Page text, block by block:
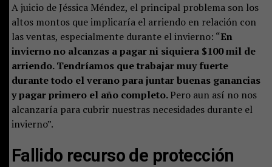
A juicio de Jéssica Méndez, el principal problema son los
altos montos que implicaría el arriendo en relación con
las ventas, especialmente durante el invierno: “En
invierno no alcanzas a pagar ni siquiera $100 mil de
arriendo. Tendríamos que trabajar muy fuerte
durante todo el verano para juntar buenas ganancias
y pagar primero el año completo.Pero aun así no nos
alcanzaría para cubrir nuestras necesidades durante el
invierno”.
Fallido recurso de protección